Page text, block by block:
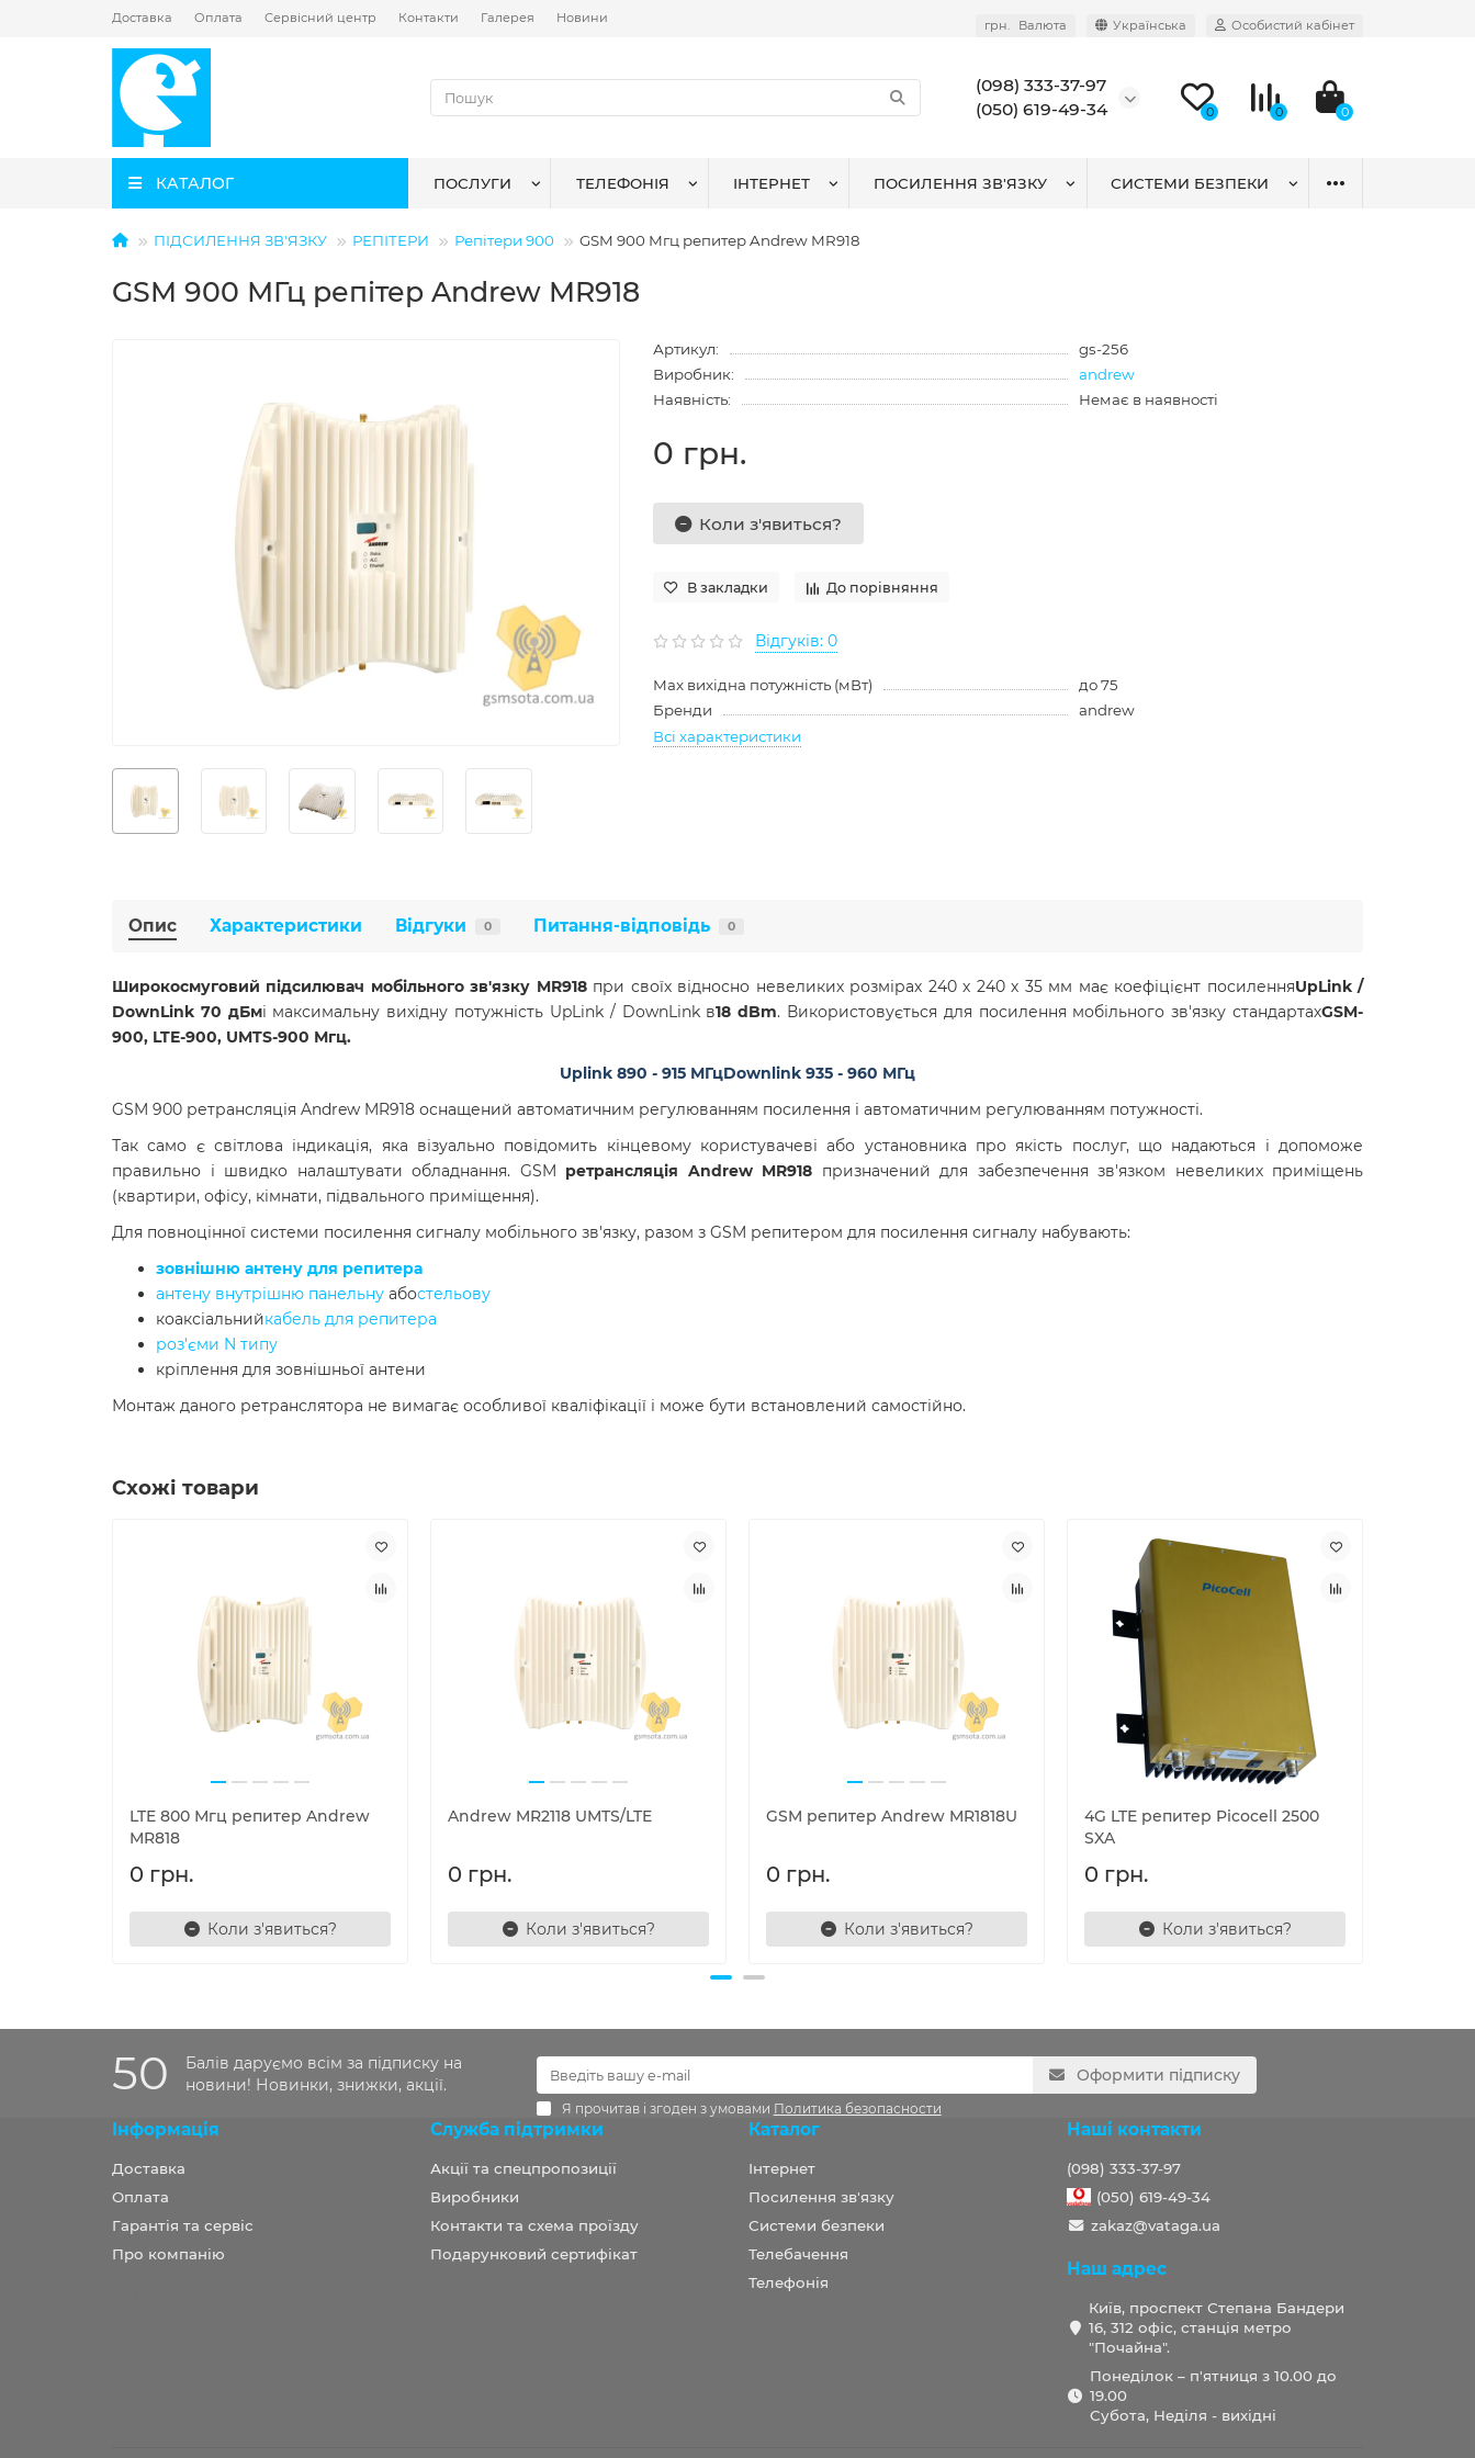
Доставка Оплата Сервісний центр Контакти Галерея Новини грн. Валюта Українська Особистий кабінет
(098) 333-37-97
(050) 619-49-34
0 0 0
КАТАЛОГ ПОСЛУГИ ТЕЛЕФОНІЯ ІНТЕРНЕТ ПОСИЛЕННЯ ЗВ'ЯЗКУ СИСТЕМИ БЕЗПЕКИ
ПІДСИЛЕННЯ ЗВ'ЯЗКУ РЕПІТЕРИ Репітери 900 GSM 900 Мгц репитер Andrew MR918
GSM 900 МГц репітер Andrew MR918
Артикул:
gs-256
Виробник:
andrew
Наявність:
Немає в наявності
0 грн.
Коли з'явиться?
В закладки До порівняння
Відгуків: 0
Max вихідна потужність (мВт)
до 75
Бренди
andrew
Всі характеристики
Опис Характеристики Відгуки 0 Питання-відповідь 0
Широкосмуговий підсилювач мобільного зв'язку MR918при своїх відносно невеликих розмірах 240 х 240 х 35 мм має коефіцієнт посиленняUpLink /
DownLink 70 дБмі максимальну вихідну потужність UpLink / DownLink в18 dBm. Використовується для посилення мобільного зв'язку стандартахGSM-
900, LTE-900, UMTS-900 Мгц.
Uplink 890 - 915 МГцDownlink 935 - 960 МГц
GSM 900 ретрансляція Andrew MR918 оснащений автоматичним регулюванням посилення і автоматичним регулюванням потужності.
Так само є світлова індикація, яка візуально повідомить кінцевому користувачеві або установника про якість послуг, що надаються і допоможе
правильно і швидко налаштувати обладнання. GSM ретрансляція Andrew MR918 призначений для забезпечення зв'язком невеликих приміщень
(квартири, офісу, кімнати, підвального приміщення).
Для повноцінної системи посилення сигналу мобільного зв'язку, разом з GSM репитером для посилення сигналу набувають:
зовнішню антену для репитера
антену внутрішню панельну абостельову
коаксіальнийкабель для репитера
роз'єми N типу
кріплення для зовнішньої антени
Монтаж даного ретранслятора не вимагає особливої кваліфікації і може бути встановлений самостійно.
Схожі товари
LTE 800 Мгц репитер Andrew
MR818
0 грн.
Коли з'явиться?
Andrew MR2118 UMTS/LTE
0 грн.
Коли з'явиться?
GSM репитер Andrew MR1818U
0 грн.
Коли з'явиться?
4G LTE репитер Picocell 2500
SXA
0 грн.
Коли з'явиться?
50
Балів даруємо всім за підписку на
новини! Новинки, знижки, акції.
Оформити підписку
Я прочитав і згоден з умовами Политика безопасности
Інформація
Доставка
Оплата
Гарантія та сервіс
Про компанію
Служба підтримки
Акції та спецпропозиції
Виробники
Контакти та схема проїзду
Подарунковий сертифікат
Каталог
Інтернет
Посилення зв'язку
Системи безпеки
Телебачення
Телефонія
Наші контакти
(098) 333-37-97
(050) 619-49-34
zakaz@vataga.ua
Наш адрес
Київ, проспект Степана Бандери
16, 312 офіс, станція метро
"Почайна".
Понеділок – п'ятниця з 10.00 до
19.00
Субота, Неділя - вихідні